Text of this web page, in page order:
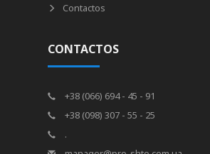
Contactos
CONTACTOS
+38 (066) 694 - 45 - 91
+38 (098) 307 - 55 - 25
.